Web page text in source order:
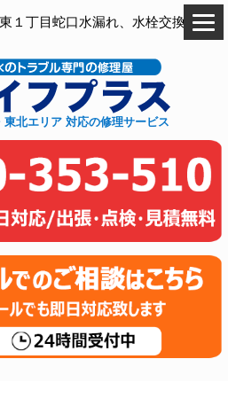
１丁目蛇口水漏れ、水栓交換のラ
東北エリア 対応の修理サービス